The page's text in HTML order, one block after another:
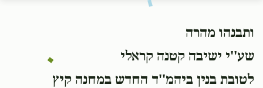
ותבנהו מהרה
שע''י ישיבה קטנה קראלי
לטובת בנין ביהמ''ד החדש במחנה קיץ